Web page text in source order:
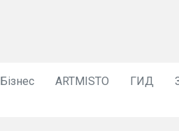
Бізнес ARTMISTO ГИД